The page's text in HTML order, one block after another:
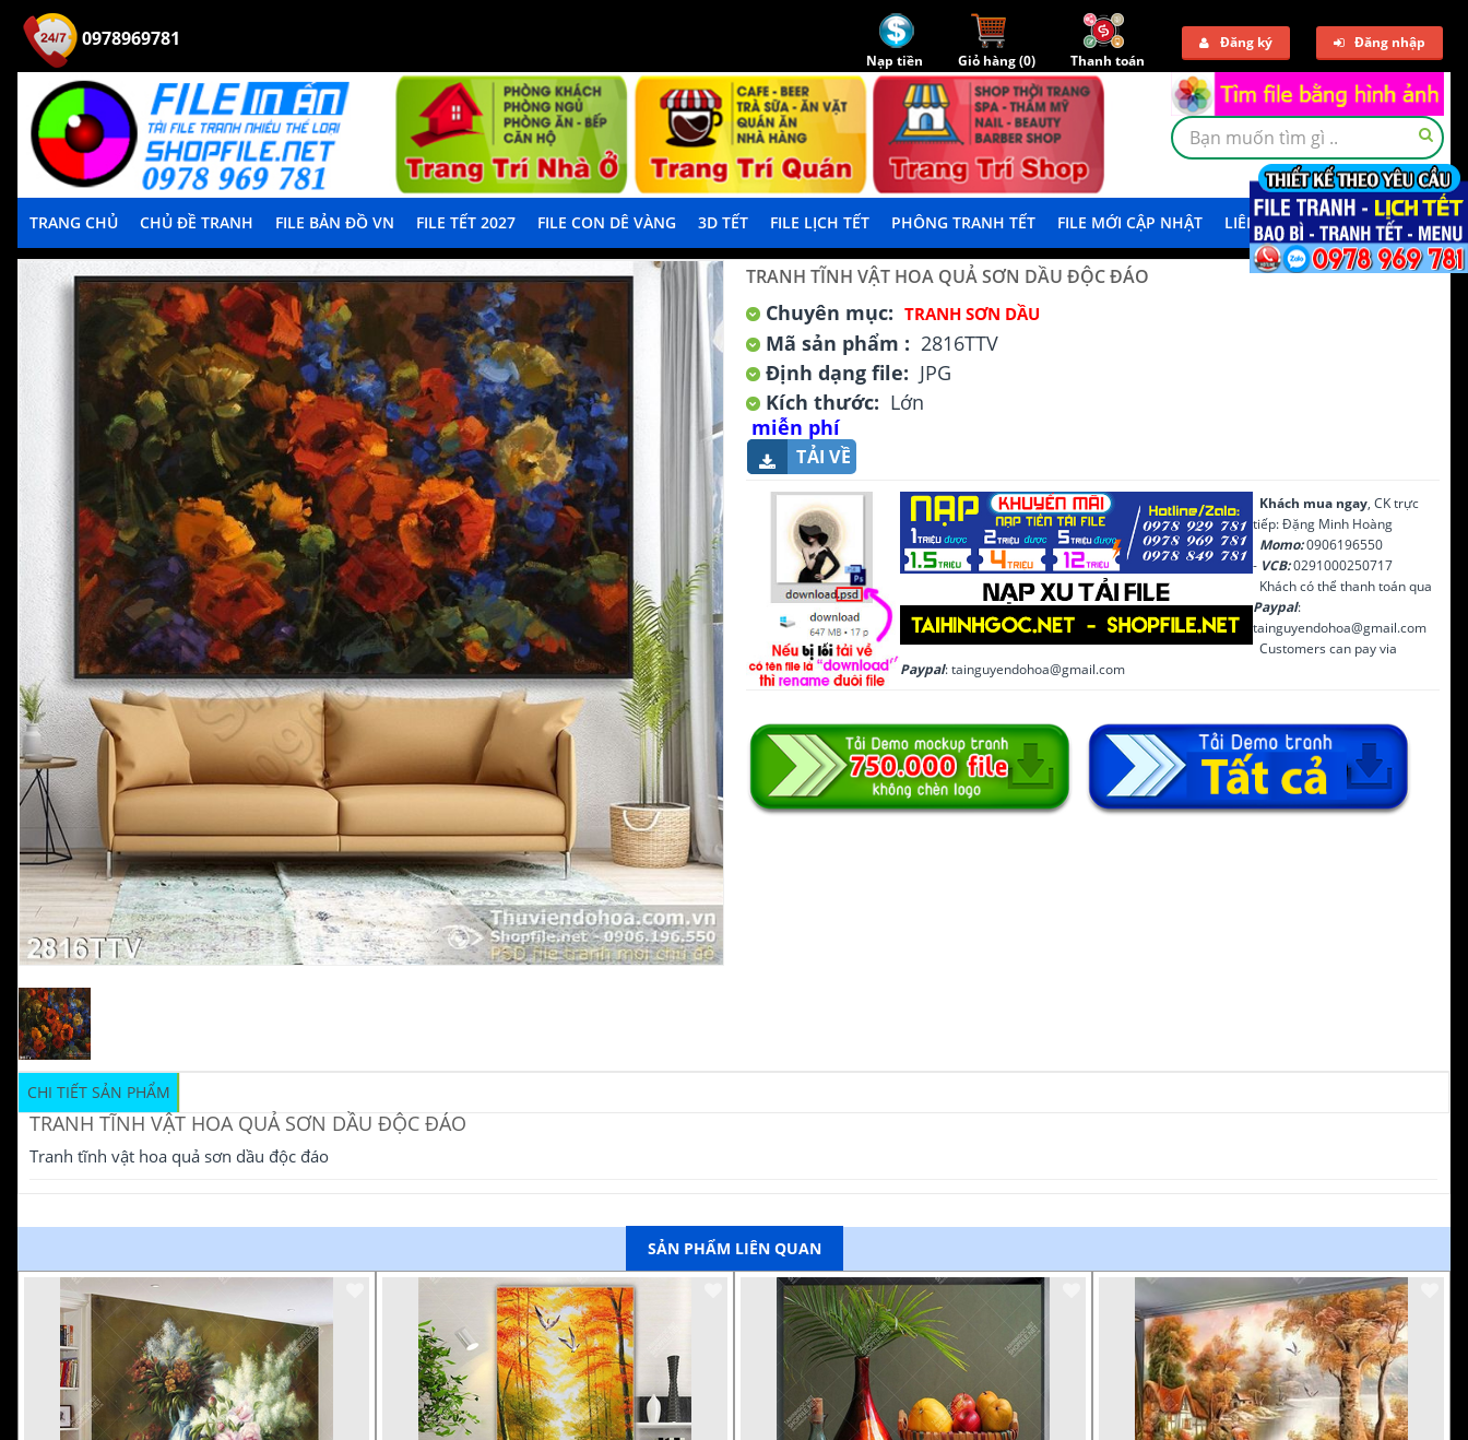
0978969781
Nạp tiền Giỏ hàng (0) Thanh toán
Đăng ký Đăng nhập
TRANG CHỦ CHỦ ĐỀ TRANH FILE BẢN ĐỒ VN FILE TẾT 2027 FILE CON DÊ VÀNG 3D TẾT FILE LỊCH TẾT PHÔNG TRANH TẾT FILE MỚI CẬP NHẬT LIÊN HỆ TẢI DEMO
TRANH TĨNH VẬT HOA QUẢ SƠN DẦU ĐỘC ĐÁO
Chuyên mục: TRANH SƠN DẦU
Mã sản phẩm : 2816TTV
Định dạng file: JPG
Kích thước: Lớn
miễn phí
TẢI VỀ
Khách mua ngay, CK trực
tiếp: Đặng Minh Hoàng
Momo:0906196550
- VCB:0291000250717
Khách có thể thanh toán qua
Paypal:
tainguyendohoa@gmail.com
Customers can pay via
Paypal: tainguyendohoa@gmail.com
CHI TIẾT SẢN PHẨM
TRANH TĨNH VẬT HOA QUẢ SƠN DẦU ĐỘC ĐÁO
Tranh tĩnh vật hoa quả sơn dầu độc đáo
SẢN PHẨM LIÊN QUAN